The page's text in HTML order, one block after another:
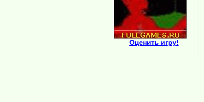
Оценить игру!